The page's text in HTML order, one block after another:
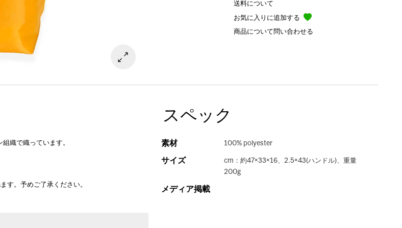
送料について
お気に入りに追加する
商品について問い合わせる
織で織っています。
す。予めご了承ください。
スペック
素材 100% polyester
サイズ
cm：約47×33×16、2.5×43(ハンドル)、重量
200g
メディア掲載